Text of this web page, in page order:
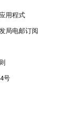
用程式
局电邮订阅
号